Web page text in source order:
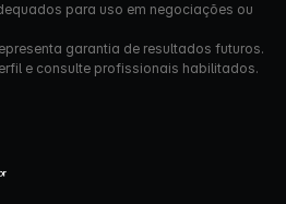
para uso em negociações ou
garantia de resultados futuros.
e consulte profissionais habilitados.